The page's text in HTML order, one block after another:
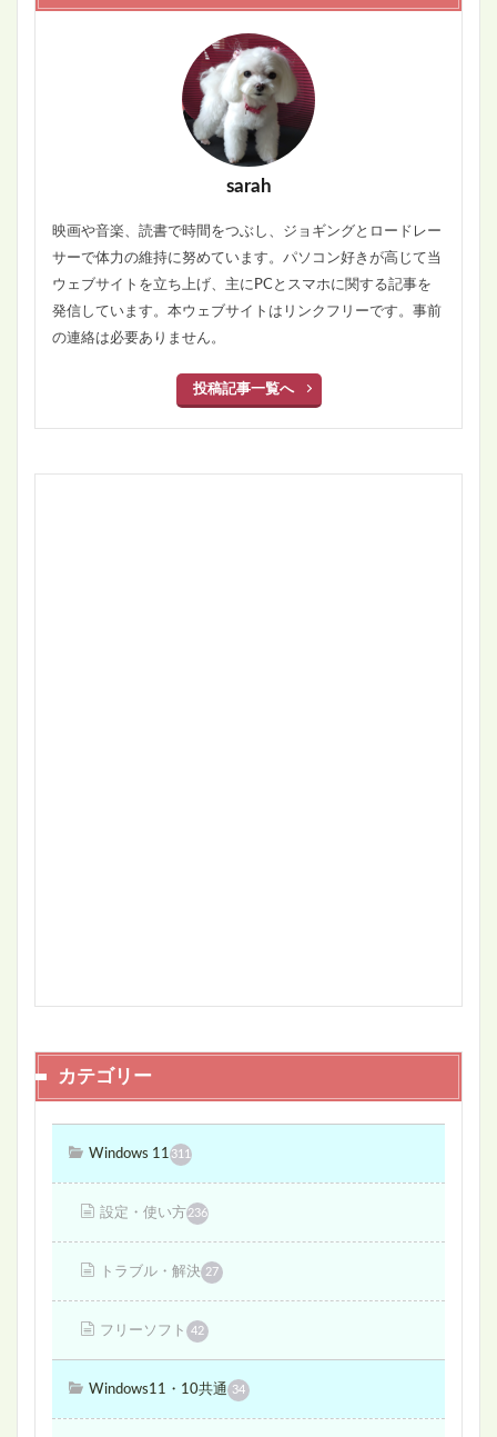
sarah
映画や音楽、読書で時間をつぶし、ジョギングとロードレー
サーで体力の維持に努めています。パソコン好きが高じて当
ウェブサイトを立ち上げ、主にPCとスマホに関する記事を
発信しています。本ウェブサイトはリンクフリーです。事前
の連絡は必要ありません。
投稿記事一覧へ
カテゴリー
Windows 11 311
設定・使い方236
トラブル・解決 27
フリーソフト 42
Windows11・10共通 34